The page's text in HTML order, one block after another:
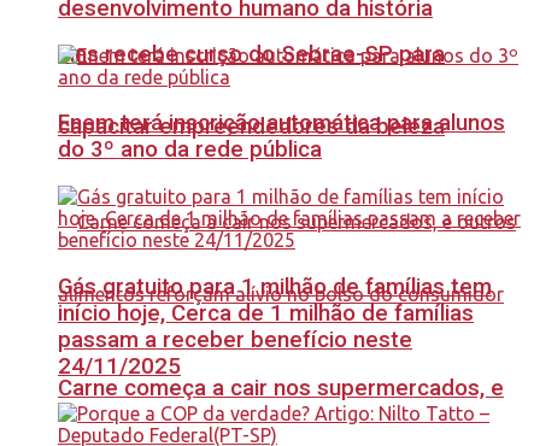
Lins recebe curso do Sebrae-SP para
capacitar empreendedores da beleza
Carne começa a cair nos supermercados, e
desenvolvimento humano da história
Enem terá inscrição automática para alunos
do 3º ano da rede pública
Gás gratuito para 1 milhão de famílias tem
início hoje, Cerca de 1 milhão de famílias
passam a receber benefício neste
24/11/2025